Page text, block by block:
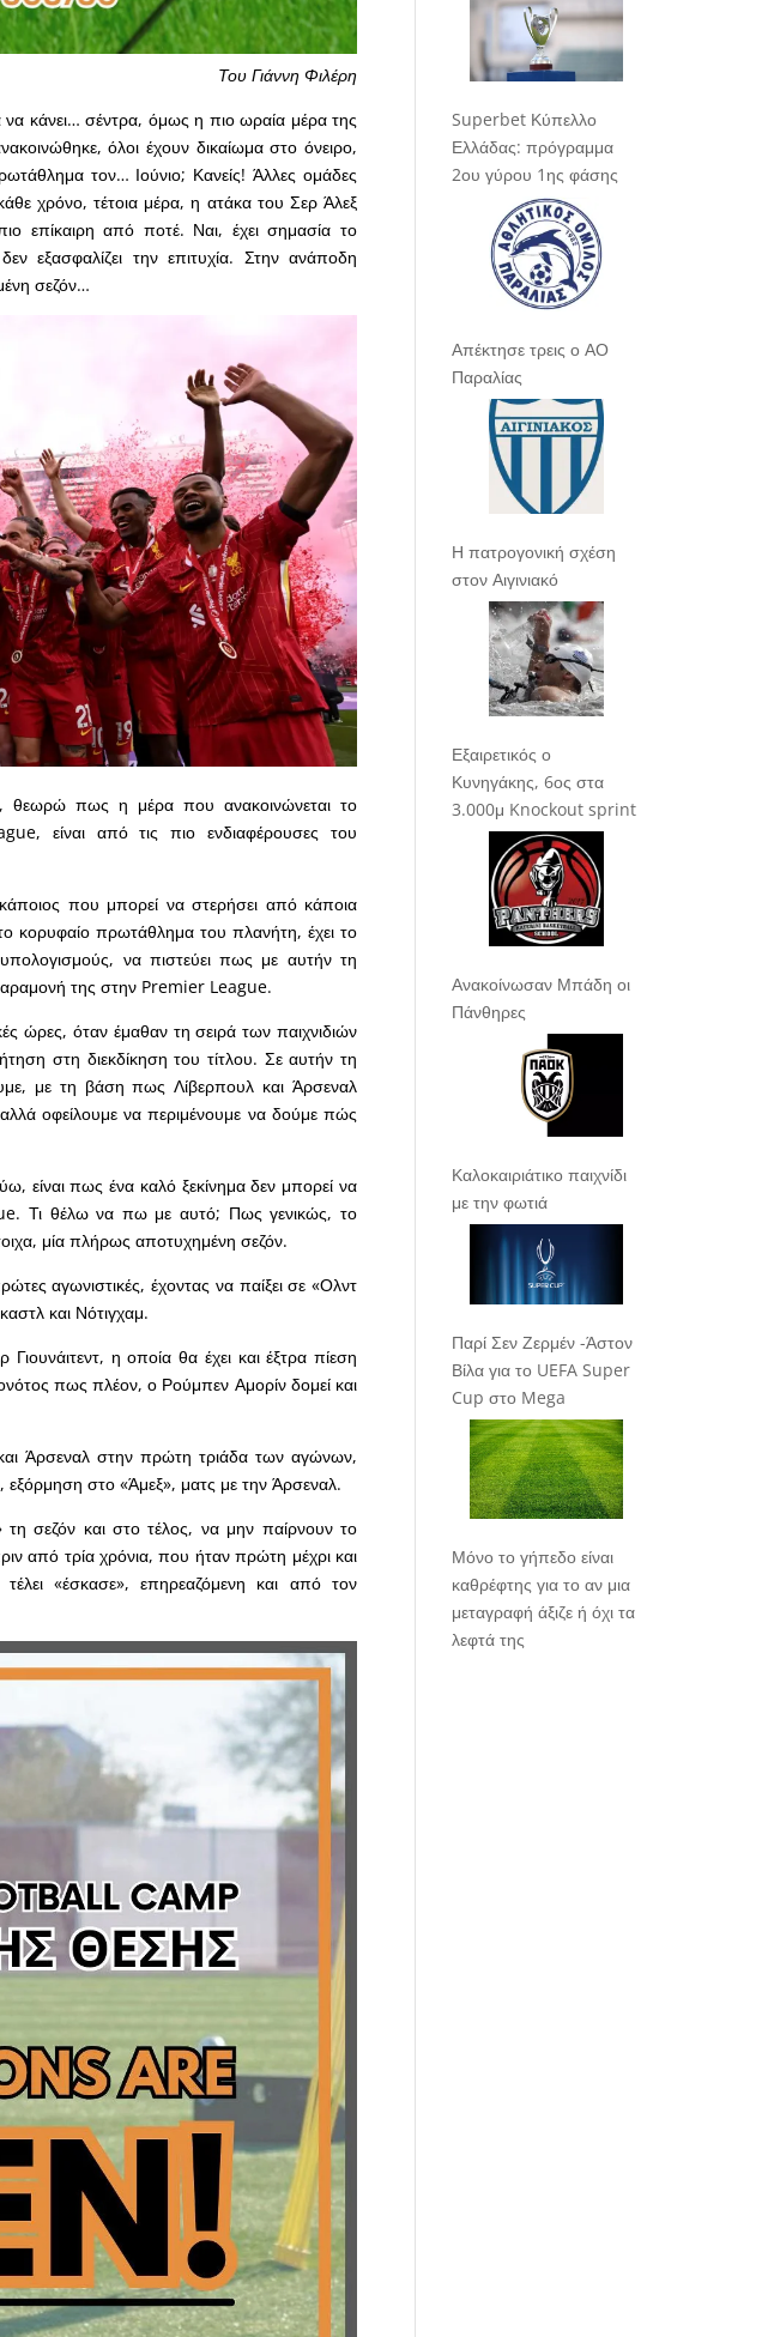
Του Γιάννη Φιλέρη
κάνει… σέντρα, όμως η πιο ωραία μέρα της
όλοι έχουν δικαίωμα στο όνειρο,
τον… Ιούνιο; Κανείς! Άλλες ομάδες
χρόνο, τέτοια μέρα, η ατάκα του Σερ Άλεξ
επίκαιρη από ποτέ. Ναι, έχει σημασία το
εξασφαλίζει την επιτυχία. Στην ανάποδη
σεζόν…
θεωρώ πως η μέρα που ανακοινώνεται το
είναι από τις πιο ενδιαφέρουσες του
που μπορεί να στερήσει από κάποια
κορυφαίο πρωτάθλημα του πλανήτη, έχει το
να πιστεύει πως με αυτήν τη
της στην Premier League.
ώρες, όταν έμαθαν τη σειρά των παιχνιδιών
στη διεκδίκηση του τίτλου. Σε αυτήν τη
με τη βάση πως Λίβερπουλ και Άρσεναλ
οφείλουμε να περιμένουμε να δούμε πώς
είναι πως ένα καλό ξεκίνημα δεν μπορεί να
Τι θέλω να πω με αυτό; Πως γενικώς, το
μία πλήρως αποτυχημένη σεζόν.
αγωνιστικές, έχοντας να παίξει σε «Ολντ
και Νότιγχαμ.
η οποία θα έχει και έξτρα πίεση
πως πλέον, ο Ρούμπεν Αμορίν δομεί και
Άρσεναλ στην πρώτη τριάδα των αγώνων,
εξόρμηση στο «Άμεξ», ματς με την Άρσεναλ.
σεζόν και στο τέλος, να μην παίρνουν το
από τρία χρόνια, που ήταν πρώτη μέχρι και
«έσκασε», επηρεαζόμενη και από τον
Superbet Κύπελλο
Ελλάδας: πρόγραμμα
2ου γύρου 1ης φάσης
Απέκτησε τρεις ο ΑΟ
Παραλίας
Η πατρογονική σχέση
στον Αιγινιακό
Εξαιρετικός ο
Κυνηγάκης, 6ος στα
3.000μ Knockout sprint
Ανακοίνωσαν Μπάδη οι
Πάνθηρες
Καλοκαιριάτικο παιχνίδι
με την φωτιά
Παρί Σεν Ζερμέν -Άστον
Βίλα για το UEFA Super
Cup στο Mega
Μόνο το γήπεδο είναι
καθρέφτης για το αν μια
μεταγραφή άξιζε ή όχι τα
λεφτά της